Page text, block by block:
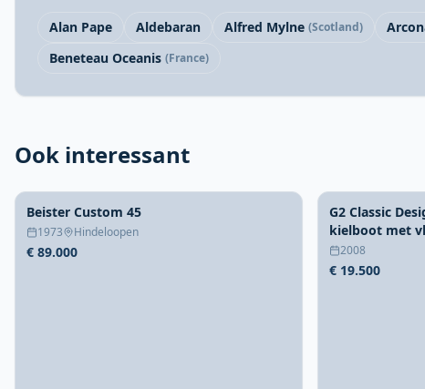
Alan Pape Aldebaran Alfred Mylne (Scotland)
Beneteau Oceanis (France)
Ook interessant
Beister Custom 45
1973 Hindeloopen
€ 89.000
G2 Classic
kielboot met
2008
€ 19.500